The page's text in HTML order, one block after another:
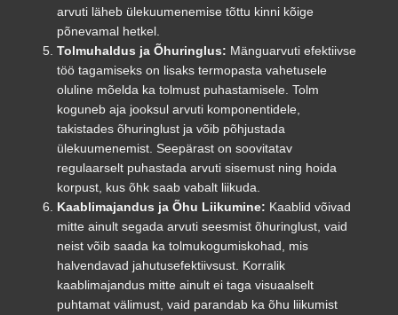
arvuti läheb ülekuumenemise tõttu kinni kõige
põnevamal hetkel.
Tolmuhaldus ja Õhuringlus: Mänguarvuti efektiivse
töö tagamiseks on lisaks termopasta vahetusele
oluline mõelda ka tolmust puhastamisele. Tolm
koguneb aja jooksul arvuti komponentidele,
takistades õhuringlust ja võib põhjustada
ülekuumenemist. Seepärast on soovitatav
regulaarselt puhastada arvuti sisemust ning hoida
korpust, kus õhk saab vabalt liikuda.
Kaablimajandus ja Õhu Liikumine: Kaablid võivad
mitte ainult segada arvuti seesmist õhuringlust, vaid
neist võib saada ka tolmukogumiskohad, mis
halvendavad jahutusefektiivsust. Korralik
kaablimajandus mitte ainult ei taga visuaalselt
puhtamat välimust, vaid parandab ka õhu liikumist